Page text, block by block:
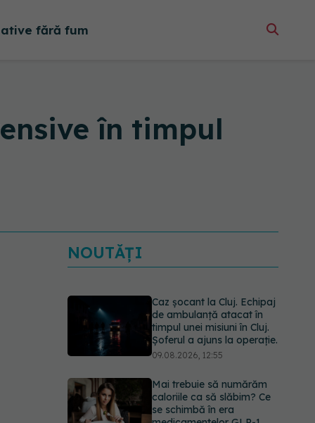
fără fum
în timpul
NOUTĂȚI
Caz șocant la Cluj. Echipaj
de ambulanță atacat în
timpul unei misiuni în Cluj.
Șoferul a ajuns la operație.
09.08.2026, 12:55
Mai trebuie să numărăm
caloriile ca să slăbim? Ce
se schimbă în era